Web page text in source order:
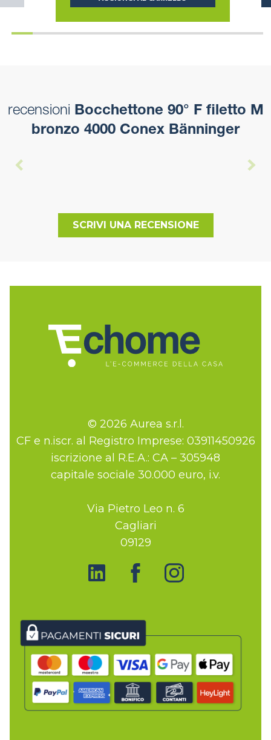
recensioni Bocchettone 90° F filetto M
bronzo 4000 Conex Bänninger
SCRIVI UNA RECENSIONE
© 2026 Aurea s.r.l.
CF e n.iscr. al Registro Imprese: 03911450926
iscrizione al R.E.A.: CA – 305948
capitale sociale 30.000 euro, i.v.
Via Pietro Leo n. 6
Cagliari
09129